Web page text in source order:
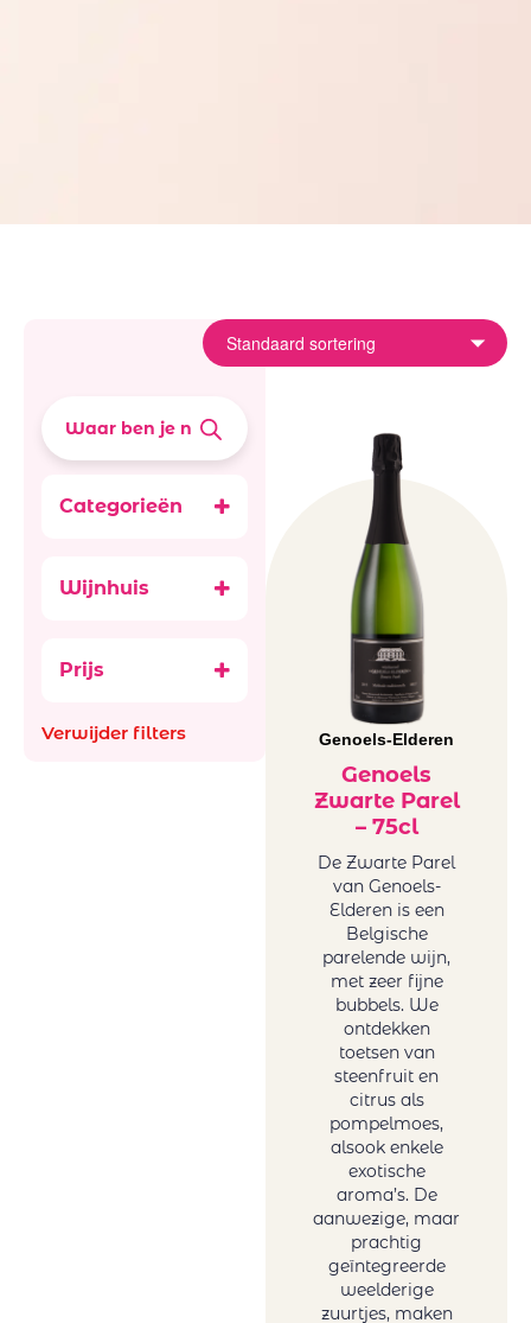
Categorieën
Wijnhuis
Prijs
Verwijder filters Genoels-Elderen
Genoels
Zwarte Parel
– 75cl
De Zwarte Parel
van Genoels-
Elderen is een
Belgische
parelende wijn,
met zeer fijne
bubbels. We
ontdekken
toetsen van
steenfruit en
citrus als
pompelmoes,
alsook enkele
exotische
aroma’s. De
aanwezige, maar
prachtig
geïntegreerde
weelderige
zuurtjes, maken